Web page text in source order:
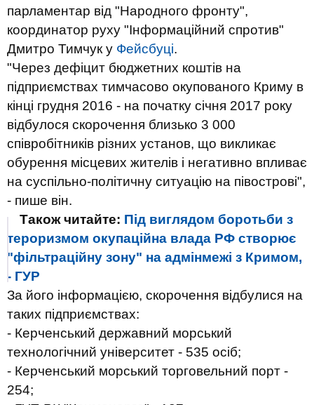
парламентар від "Народного фронту",
координатор руху "Інформаційний спротив"
Дмитро Тимчук у Фейсбуці.
"Через дефіцит бюджетних коштів на
підприємствах тимчасово окупованого Криму в
кінці грудня 2016 - на початку січня 2017 року
відбулося скорочення близько 3 000
співробітників різних установ, що викликає
обурення місцевих жителів і негативно впливає
на суспільно-політичну ситуацію на півострові",
- пише він.
Також читайте: Під виглядом боротьби з
тероризмом окупаційна влада РФ створює
"фільтраційну зону" на адмінмежі з Кримом,
- ГУР
За його інформацією, скорочення відбулися на
таких підприємствах:
- Керченський державний морський
технологічний університет - 535 осіб;
- Керченський морський торговельний порт -
254;